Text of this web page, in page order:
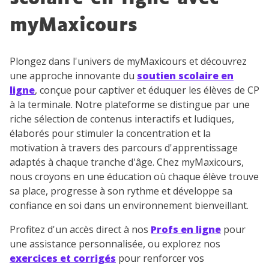
myMaxicours
Plongez dans l'univers de myMaxicours et découvrez
une approche innovante du soutien scolaire en
ligne, conçue pour captiver et éduquer les élèves de CP
à la terminale. Notre plateforme se distingue par une
riche sélection de contenus interactifs et ludiques,
élaborés pour stimuler la concentration et la
motivation à travers des parcours d'apprentissage
adaptés à chaque tranche d'âge. Chez myMaxicours,
nous croyons en une éducation où chaque élève trouve
sa place, progresse à son rythme et développe sa
confiance en soi dans un environnement bienveillant.
Profitez d'un accès direct à nos Profs en ligne pour
une assistance personnalisée, ou explorez nos
exercices et corrigés pour renforcer vos
désinscrire à tout moment, à travers le lien de
désinscription présent dans chaque newsletter. Pour
en savoir plus sur la gestion de vos données